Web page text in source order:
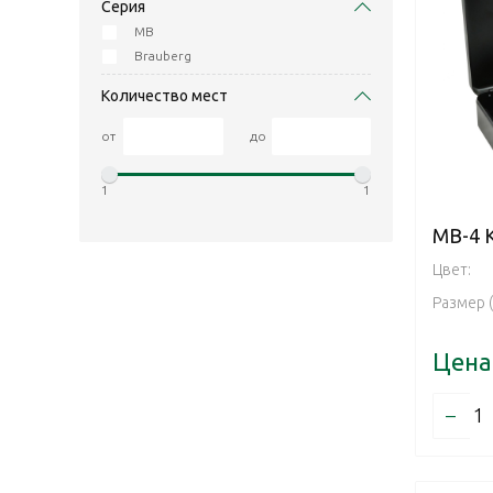
Серия
MB
Brauberg
Количество мест
от до
1 1
MB-4
Цвет:
Размер
–